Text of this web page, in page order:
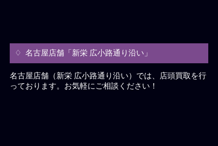
名古屋店舗「新栄 広小路通り沿い」
名古屋店舗（新栄 広小路通り沿い）では、店頭買取を行
っております。お気軽にご相談ください！